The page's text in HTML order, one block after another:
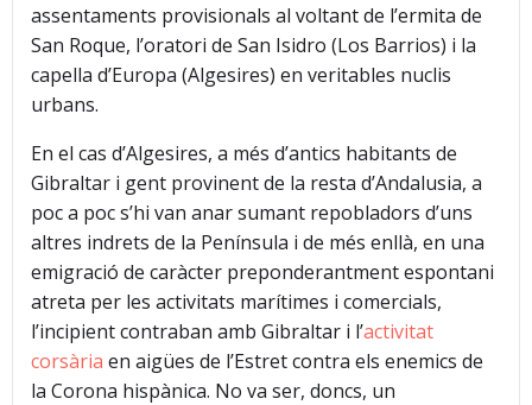
assentaments provisionals al voltant de l’ermita de
San Roque, l’oratori de San Isidro (Los Barrios) i la
capella d’Europa (Algesires) en veritables nuclis
urbans.
En el cas d’Algesires, a més d’antics habitants de
Gibraltar i gent provinent de la resta d’Andalusia, a
poc a poc s’hi van anar sumant repobladors d’uns
altres indrets de la Península i de més enllà, en una
emigració de caràcter preponderantment espontani
atreta per les activitats marítimes i comercials,
l’incipient contraban amb Gibraltar i l’activitat
corsària en aigües de l’Estret contra els enemics de
la Corona hispànica. No va ser, doncs, un